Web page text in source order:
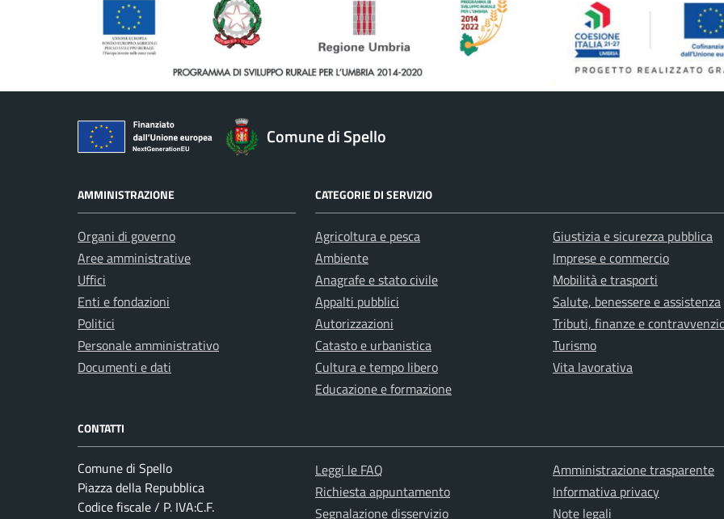
Comune di Spello
AMMINISTRAZIONE
Organi di governo
Aree amministrative
Uffici
Enti e fondazioni
Politici
Personale amministrativo
Documenti e dati
CATEGORIE DI SERVIZIO
Agricoltura e pesca
Ambiente
Anagrafe e stato civile
Appalti pubblici
Autorizzazioni
Catasto e urbanistica
Cultura e tempo libero
Educazione e formazione
Giustizia e sicurezza pubblica
Imprese e commercio
Mobilità e trasporti
Salute, benessere e assistenza
Tributi, finanze e
Turismo
Vita lavorativa
CONTATTI
Comune di Spello
Piazza della Repubblica
Codice fiscale / P. IVA:C.F.
Leggi le FAQ
Richiesta appuntamento
Segnalazione disservizio
Amministrazione trasparente
Informativa privacy
Note legali